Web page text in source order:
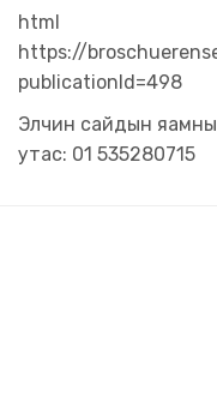
html
https://
publicationId=498
Элчин сайдын
утас: 01 535280715